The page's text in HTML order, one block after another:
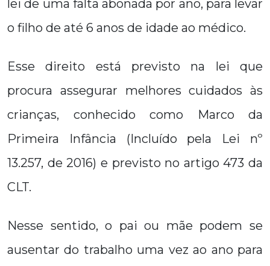
lei de uma falta abonada por ano, para levar
o filho de até 6 anos de idade ao médico.
Esse direito está previsto na lei que
procura assegurar melhores cuidados às
crianças, conhecido como Marco da
Primeira Infância (Incluído pela Lei nº
13.257, de 2016) e previsto no artigo 473 da
CLT.
Nesse sentido, o pai ou mãe podem se
ausentar do trabalho uma vez ao ano para